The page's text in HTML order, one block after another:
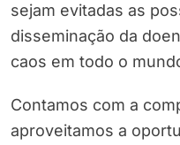
sejam evitadas as
disseminação da
caos em todo o
Contamos com a
aproveitamos a